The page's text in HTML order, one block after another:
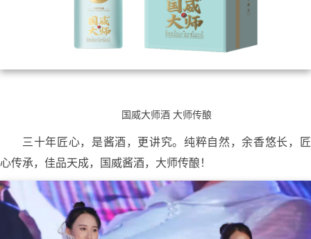
国威大师酒 大师传酿
三十年匠心，是酱酒，更讲究。纯粹自然，余香悠长，匠
心传承，佳品天成，国威酱酒，大师传酿！